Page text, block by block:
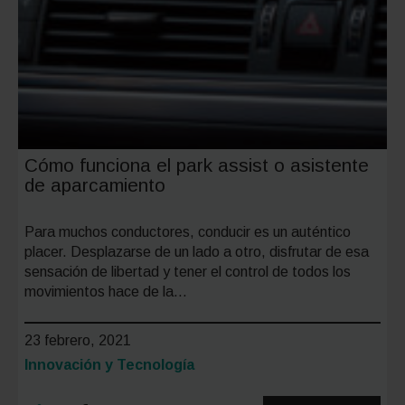
Cómo funciona el park assist o asistente
de aparcamiento
Para muchos conductores, conducir es un auténtico
placer. Desplazarse de un lado a otro, disfrutar de esa
sensación de libertad y tener el control de todos los
movimientos hace de la…
23 febrero, 2021
Categoría:
Innovación y Tecnología